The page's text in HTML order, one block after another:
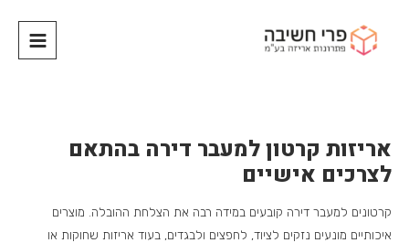
אריזות קרטון למעבר דירה בהתאם
לצרכים אישיים
קרטונים למעבר דירה קובעים במידה רבה את הצלחת ההובלה. מוצרים
איכותיים מונעים נזקים לציוד, לחפצים ולבגדים, בעוד אריזות שחוקות או